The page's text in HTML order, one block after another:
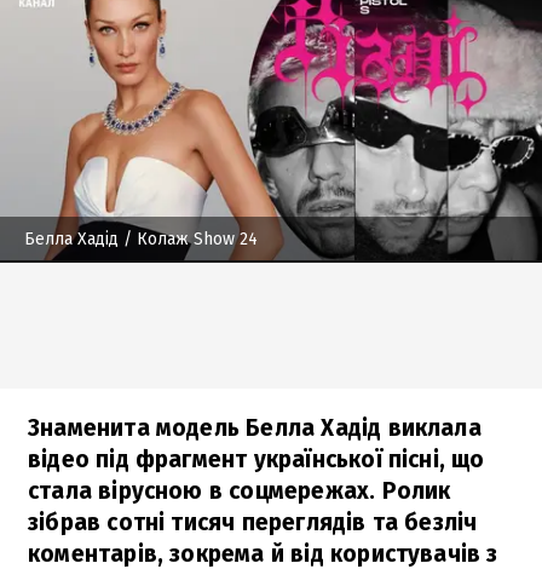
Белла Хадід / Колаж Show 24
Знаменита модель Белла Хадід виклала
відео під фрагмент української пісні, що
стала вірусною в соцмережах. Ролик
зібрав сотні тисяч переглядів та безліч
коментарів, зокрема й від користувачів з